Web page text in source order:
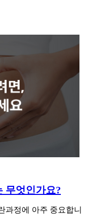
무엇인가요?
과정에 아주 중요합니